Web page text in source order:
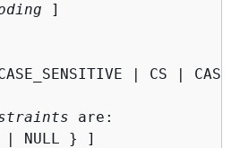
]
| CS |
are:
| NULL } ]